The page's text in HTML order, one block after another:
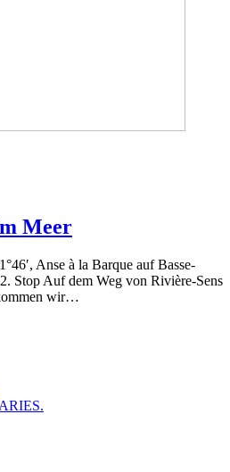
Meer
Anse à la Barque auf Basse-
Stop Auf dem Weg von Rivière-Sens
wir…